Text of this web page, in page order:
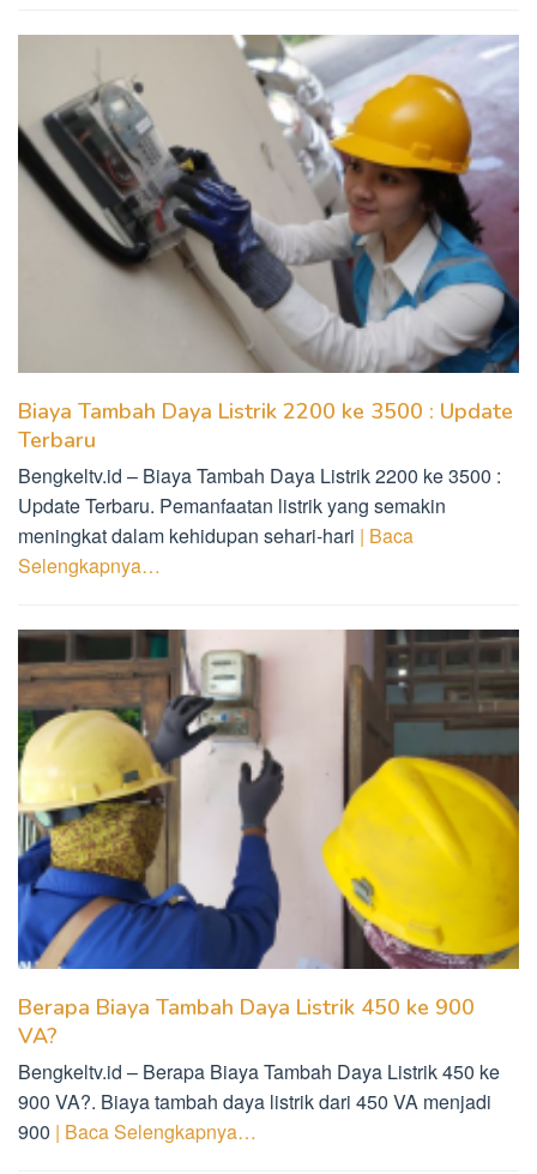
Biaya Tambah Daya Listrik 2200 ke 3500 : Update
Terbaru
Bengkeltv.id – Biaya Tambah Daya Listrik 2200 ke 3500 :
Update Terbaru. Pemanfaatan listrik yang semakin
meningkat dalam kehidupan sehari-hari | Baca
Selengkapnya…
Berapa Biaya Tambah Daya Listrik 450 ke 900
VA?
Bengkeltv.id – Berapa Biaya Tambah Daya Listrik 450 ke
900 VA?. Biaya tambah daya listrik dari 450 VA menjadi
900 | Baca Selengkapnya…